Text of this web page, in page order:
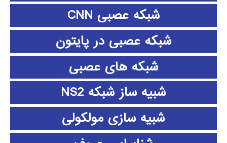
شبکه عصبی CNN
شبکه عصبی در پایتون
شبکه های عصبی
شبیه ساز شبکه NS2
شبیه سازی مولکولی